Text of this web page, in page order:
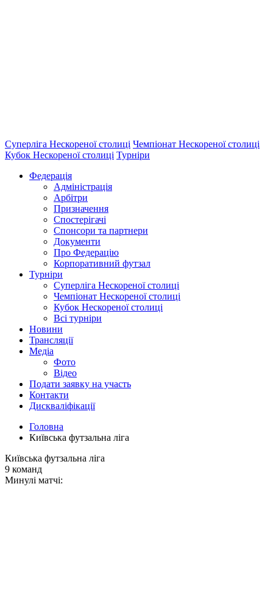
Суперліга Нескореної столиці Чемпіонат Нескореної столиці
Кубок Нескореної столиці Турніри
Федерація
Адміністрація
Арбітри
Призначення
Спостерігачі
Спонсори та партнери
Документи
Про Федерацію
Корпоративний футзал
Турніри
Суперліга Нескореної столиці
Чемпіонат Нескореної столиці
Кубок Нескореної столиці
Всі турніри
Новини
Трансляції
Медіа
Фото
Відео
Подати заявку на участь
Контакти
Дискваліфікації
Головна
Київська футзальна ліга
Київська футзальна ліга
9 команд
Минулі матчі: